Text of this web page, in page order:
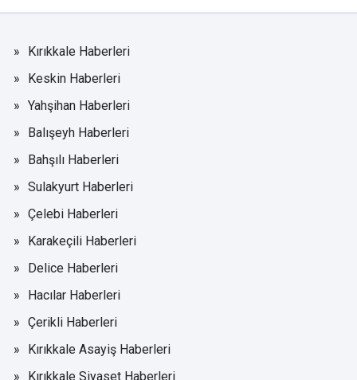
Kırıkkale Haberleri
Keskin Haberleri
Yahşihan Haberleri
Balışeyh Haberleri
Bahşılı Haberleri
Sulakyurt Haberleri
Çelebi Haberleri
Karakeçili Haberleri
Delice Haberleri
Hacılar Haberleri
Çerikli Haberleri
Kırıkkale Asayiş Haberleri
Kırıkkale Siyaset Haberleri